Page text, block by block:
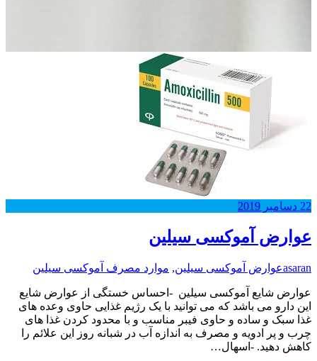
22 دسامبر 2019
عوارض آموکسی سیلین
asaranعوارض آموکسی سیلین, موارد مصرف آموکسی سیلین
عوارض شایع آموکسی سیلین -احساس خستگی از عوارض شایع
این دارو می باشد که می توانید با یک رژیم غذایی حاوی وعده های
غذا سبک و ساده و حاوی فیبر مناسب و با محدود کردن غذا های
چرب و پر ادویه و مصرف به اندازه آب در شبانه روز این علائم را
کاهش دهید. -اسهال…